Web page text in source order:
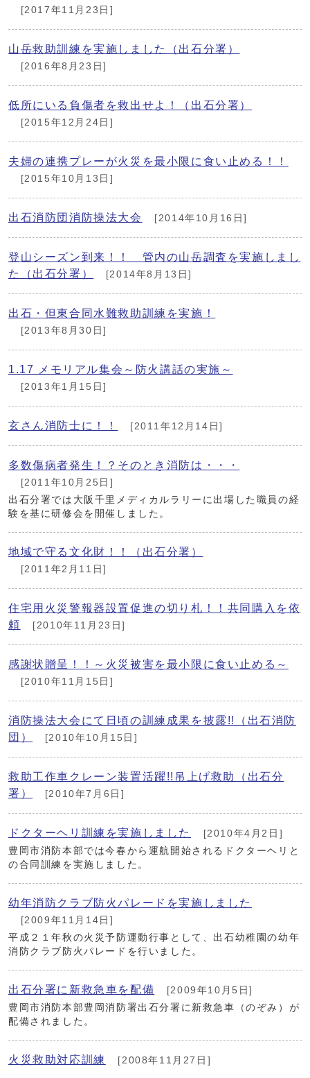
[2017年11月23日]
山岳救助訓練を実施しました（出石分署）
[2016年8月23日]
低所にいる負傷者を救出せよ！（出石分署）
[2015年12月24日]
夫婦の連携プレーが火災を最小限に食い止める！！
[2015年10月13日]
出石消防団消防操法大会 [2014年10月16日]
登山シーズン到来！！ 管内の山岳調査を実施しまし
た（出石分署）
[2014年8月13日]
出石・但東合同水難救助訓練を実施！
[2013年8月30日]
1.17 メモリアル集会～防火講話の実施～
[2013年1月15日]
玄さん消防士に！！ [2011年12月14日]
多数傷病者発生！？そのとき消防は・・・
[2011年10月25日]
出石分署では大阪千里メディカルラリーに出場した職員の経
験を基に研修会を開催しました。
地域で守る文化財！！（出石分署）
[2011年2月11日]
住宅用火災警報器設置促進の切り札！！共同購入を依
頼
[2010年11月23日]
感謝状贈呈！！～火災被害を最小限に食い止める～
[2010年11月15日]
消防操法大会にて日頃の訓練成果を披露!!（出石消防
団）
[2010年10月15日]
救助工作車クレーン装置活躍!!吊上げ救助（出石分
署）
[2010年7月6日]
ドクターヘリ訓練を実施しました
[2010年4月2日]
豊岡市消防本部では今春から運航開始されるドクターヘリと
の合同訓練を実施しました。
幼年消防クラブ防火パレードを実施しました
[2009年11月14日]
平成２１年秋の火災予防運動行事として、出石幼稚園の幼年
消防クラブ防火パレードを行いました。
出石分署に新救急車を配備
[2009年10月5日]
豊岡市消防本部豊岡消防署出石分署に新救急車（のぞみ）が
配備されました。
火災救助対応訓練 [2008年11月27日]